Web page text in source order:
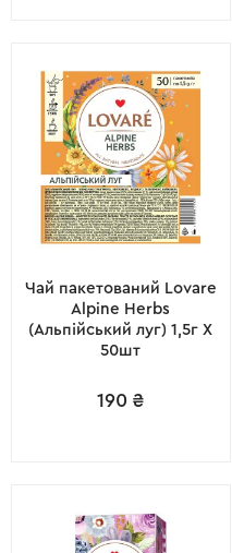
Чай пакетований Lovare
Alpine Herbs
(Альпійський луг) 1,5г X
50шт
190 ₴